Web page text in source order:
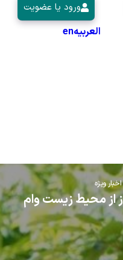
العربیهen
ورود یا عضویت
اخبار ویژه
از محیط زیست وام